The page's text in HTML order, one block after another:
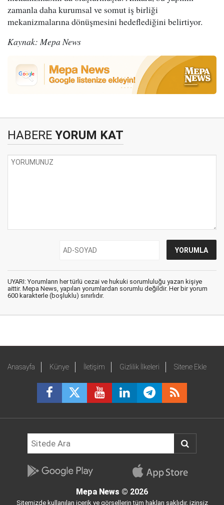
zamanla daha kurumsal ve somut iş birliği
mekanizmalarına dönüşmesini hedeflediğini belirtiyor.
Kaynak: Mepa News
HABERE YORUM KAT
UYARI: Yorumların her türlü cezai ve hukuki sorumluluğu yazan kişiye
aittir. Mepa News, yapılan yorumlardan sorumlu değildir. Her bir yorum
600 karakterle (boşluklu) sınırlıdır.
Anasayfa Künye İletişim Gizlilik İlkeleri Sitene Ekle
Mepa News © 2026
Sitemizde kullanılan içerik ve görsellerin tüm hakları saklıdır, izinsiz